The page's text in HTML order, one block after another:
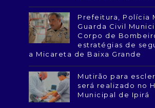
Prefeitura, Polícia
Guarda Civil
Corpo de
estratégias de
a Micareta de Baixa Grande
Mutirão para
será realizado no
Municipal de Ipirá